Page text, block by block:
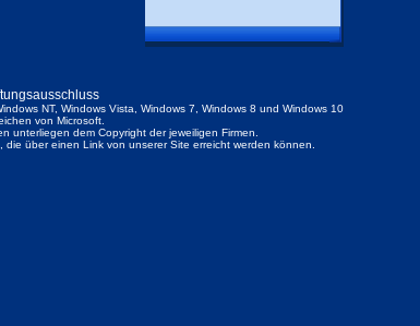
NT, Windows Vista, Windows 7, Windows 8 und Windows 10
von Microsoft.
unterliegen dem Copyright der jeweiligen Firmen.
über einen Link von unserer Site erreicht werden können.